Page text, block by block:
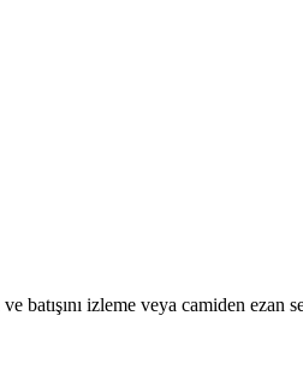
izleme veya camiden